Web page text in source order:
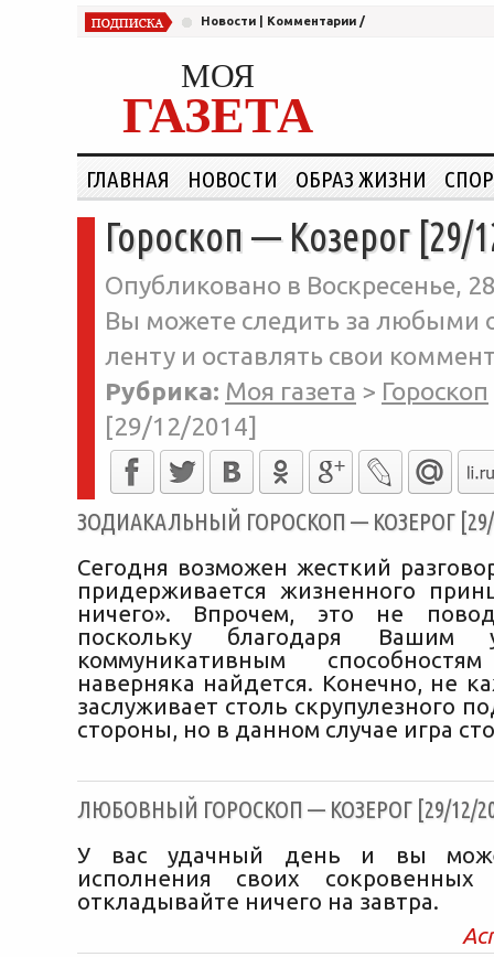
Новости Комментарии /
МОЯ
ГАЗЕТА
ГЛАВНАЯ НОВОСТИ ОБРАЗ ЖИЗНИ
Гороскоп — Козерог [29/
Опубликовано в Воскресенье,
Вы можете следить за любыми
ленту и оставлять свои
Рубрика: Моя газета > Гороскоп
[29/12/2014]
ЗОДИАКАЛЬНЫЙ ГОРОСКОП — КОЗЕРОГ [29/
Сегодня возможен жесткий
придерживается жизненного
ничего». Впрочем, это не
поскольку благодаря Вашим
коммуникативным
наверняка найдется. Конечно, не
заслуживает столь скрупулезного
стороны, но в данном случае игра
ЛЮБОВНЫЙ ГОРОСКОП — КОЗЕРОГ [29/12/
У вас удачный день и вы
исполнения своих
откладывайте ничего на завтра.